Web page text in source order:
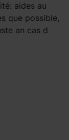
aides au
que possible,
an cas d